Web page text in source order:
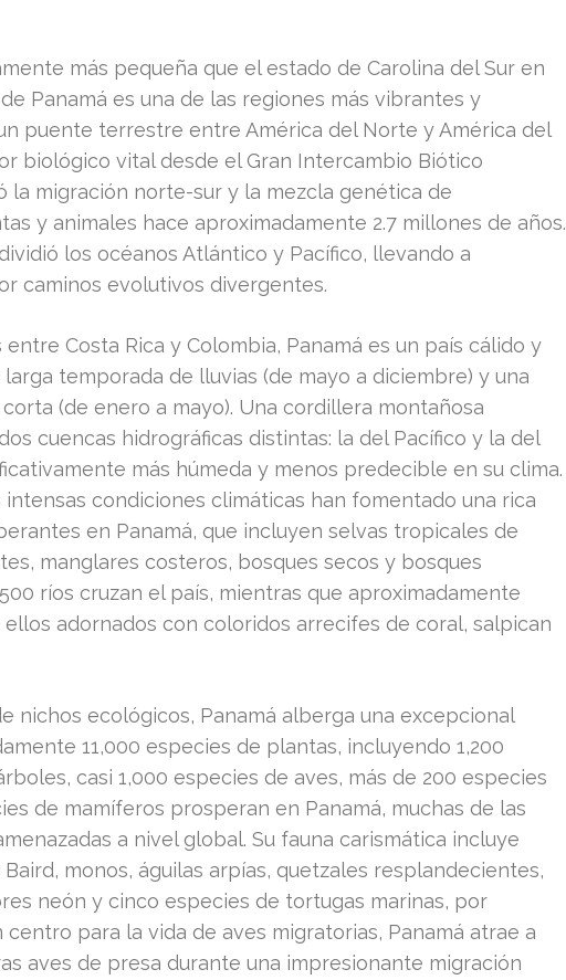
más pequeña que el estado de Carolina del Sur en
Panamá es una de las regiones más vibrantes y
puente terrestre entre América del Norte y América del
biológico vital desde el Gran Intercambio Biótico
la migración norte-sur y la mezcla genética de
y animales hace aproximadamente 2.7 millones de años.
los océanos Atlántico y Pacífico, llevando a
caminos evolutivos divergentes.
Costa Rica y Colombia, Panamá es un país cálido y
temporada de lluvias (de mayo a diciembre) y una
(de enero a mayo). Una cordillera montañosa
cuencas hidrográficas distintas: la del Pacífico y la del
más húmeda y menos predecible en su clima.
condiciones climáticas han fomentado una rica
en Panamá, que incluyen selvas tropicales de
manglares costeros, bosques secos y bosques
ríos cruzan el país, mientras que aproximadamente
ellos adornados con coloridos arrecifes de coral, salpican
nichos ecológicos, Panamá alberga una excepcional
11,000 especies de plantas, incluyendo 1,200
casi 1,000 especies de aves, más de 200 especies
de mamíferos prosperan en Panamá, muchas de las
a nivel global. Su fauna carismática incluye
monos, águilas arpías, quetzales resplandecientes,
neón y cinco especies de tortugas marinas, por
para la vida de aves migratorias, Panamá atrae a
aves de presa durante una impresionante migración